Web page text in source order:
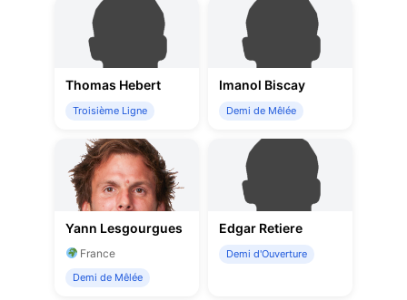
Thomas Hebert
Troisième Ligne
Imanol Biscay
Demi de Mêlée
Yann Lesgourgues
France
Demi de Mêlée
Edgar Retiere
Demi d'Ouverture